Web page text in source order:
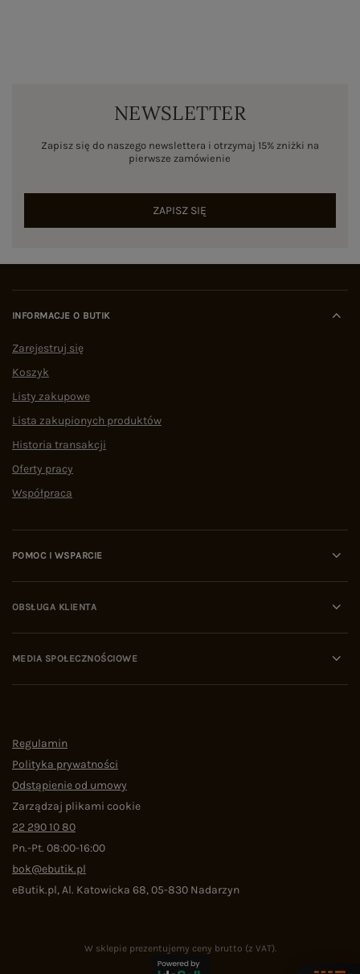
NEWSLETTER
Zapisz się do naszego newslettera i otrzymaj 15% zniżki na
pierwsze zamówienie
ZAPISZ SIĘ
INFORMACJE O BUTIK
Zarejestruj się
Koszyk
Listy zakupowe
Lista zakupionych produktów
Historia transakcji
Oferty pracy
Współpraca
POMOC I WSPARCIE
OBSŁUGA KLIENTA
MEDIA SPOŁECZNOŚCIOWE
Regulamin
Polityka prywatności
Odstąpienie od umowy
Zarządzaj plikami cookie
22 290 10 80
Pn.-Pt. 08:00-16:00
bok@ebutik.pl
eButik.pl,Al. Katowicka 68,05-830 Nadarzyn
W sklepie prezentujemy ceny brutto (z VAT).